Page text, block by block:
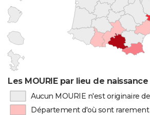
Les MOURIE par lieu de naissance
Aucun MOURIE n'est originaire
Département d'où sont rarement